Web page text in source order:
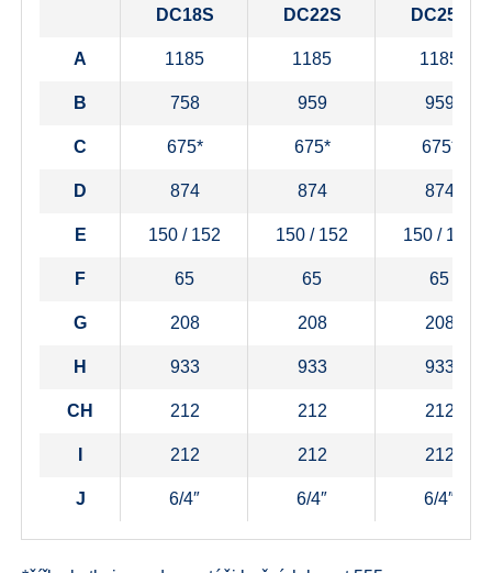
DC18S DC22S DC25S
A 1185 1185 1185
B 758 959 959
C 675* 675* 675*
D 874 874 874
E 150 / 152 150 / 152 150 / 152
F 65 65 65
G 208 208 208
H 933 933 933
CH 212 212 212
212 212 212
J 6/4″ 6/4″ 6/4″